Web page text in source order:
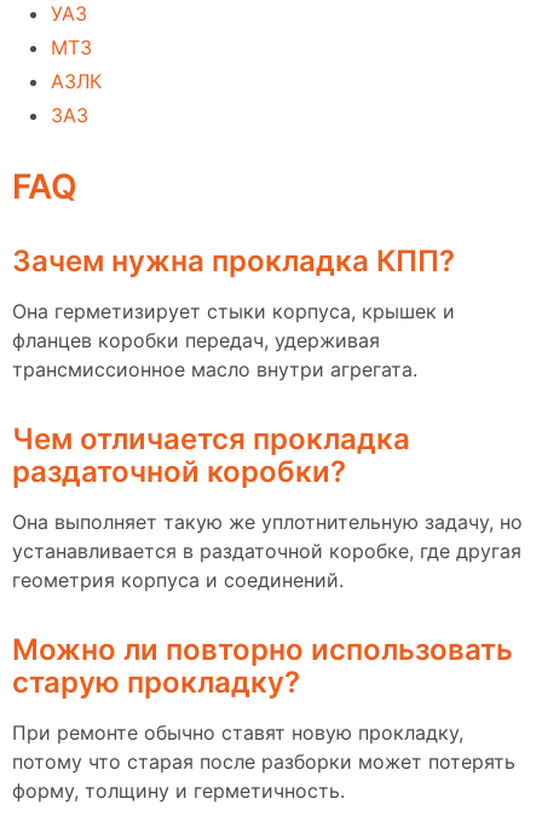
УАЗ
МТЗ
АЗЛК
ЗАЗ
FAQ
Зачем нужна прокладка КПП?
Она герметизирует стыки корпуса, крышек и
фланцев коробки передач, удерживая
трансмиссионное масло внутри агрегата.
Чем отличается прокладка
раздаточной коробки?
Она выполняет такую же уплотнительную задачу, но
устанавливается в раздаточной коробке, где другая
геометрия корпуса и соединений.
Можно ли повторно использовать
старую прокладку?
При ремонте обычно ставят новую прокладку,
потому что старая после разборки может потерять
форму, толщину и герметичность.